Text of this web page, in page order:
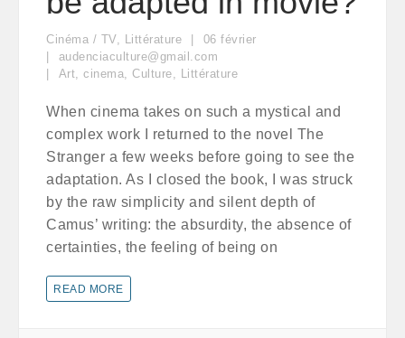
Cinéma / TV, Littérature 06 février
audenciaculture@gmail.com
Art, cinema, Culture, Littérature
When cinema takes on such a mystical and
complex work I returned to the novel The
Stranger a few weeks before going to see the
adaptation. As I closed the book, I was struck
by the raw simplicity and silent depth of
Camus’ writing: the absurdity, the absence of
certainties, the feeling of being on
READ MORE